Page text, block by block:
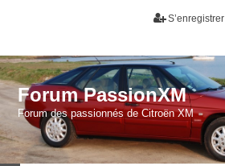
S’enregistrer
Forum PassionXM
Forum des passionnés de Citroën XM